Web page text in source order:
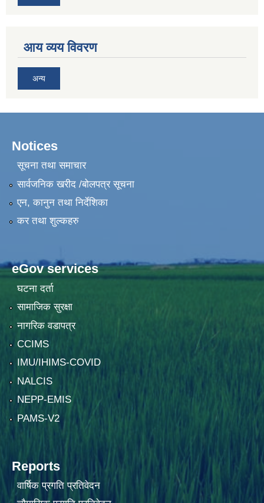
आय व्यय विवरण
अन्य
Notices
सूचना तथा समाचार
सार्वजनिक खरीद /बोलपत्र सूचना
एन, कानुन तथा निर्देशिका
कर तथा शुल्कहरु
eGov services
घटना दर्ता
सामाजिक सुरक्षा
नागरिक वडापत्र
CCIMS
IMU/IHIMS-COVID
NALCIS
NEPP-EMIS
PAMS-V2
Reports
वार्षिक प्रगति प्रतिवेदन